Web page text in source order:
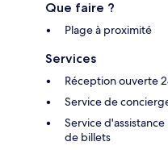
Que faire ?
Plage à proximité
Services
Réception ouverte
Service de
Service
de billets